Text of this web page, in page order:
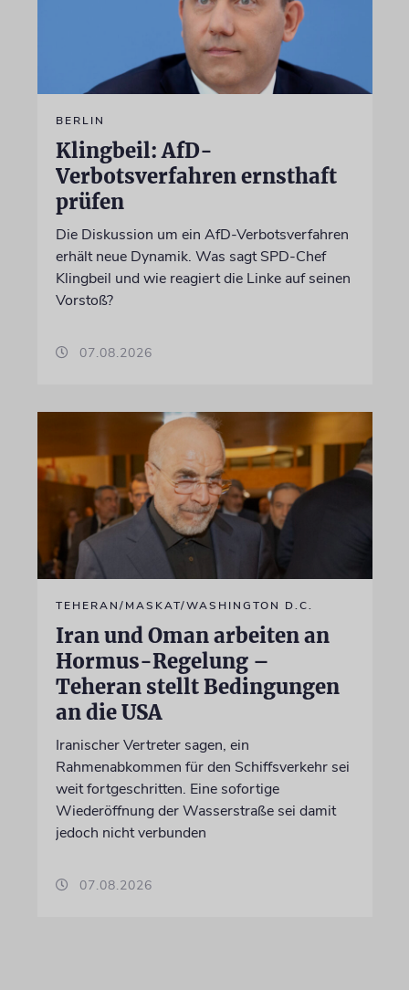
BERLIN
Klingbeil: AfD-
Verbotsverfahren ernsthaft
prüfen
Die Diskussion um ein AfD-Verbotsverfahren
erhält neue Dynamik. Was sagt SPD-Chef
Klingbeil und wie reagiert die Linke auf seinen
Vorstoß?
07.08.2026
TEHERAN/MASKAT/WASHINGTON D.C.
Iran und Oman arbeiten an
Hormus-Regelung –
Teheran stellt Bedingungen
an die USA
Iranischer Vertreter sagen, ein
Rahmenabkommen für den Schiffsverkehr sei
weit fortgeschritten. Eine sofortige
Wiederöffnung der Wasserstraße sei damit
jedoch nicht verbunden
07.08.2026